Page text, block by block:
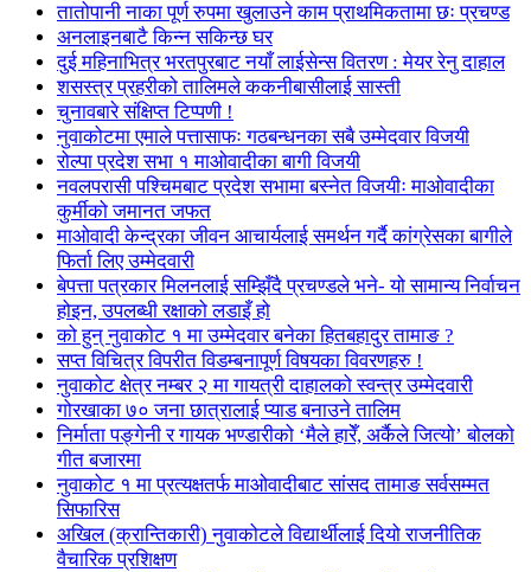
तातोपानी नाका पूर्ण रुपमा खुलाउने काम प्राथमिकतामा छः प्रचण्ड
अनलाइनबाटै किन्न सकिन्छ घर
दुई महिनाभित्र भरतपुरबाट नयाँ लाईसेन्स वितरण : मेयर रेनु दाहाल
शसस्त्र प्रहरीको तालिमले ककनीबासीलाई सास्ती
चुनावबारे संक्षिप्त टिप्पणी !
नुवाकोटमा एमाले पत्तासाफः गठबन्धनका सबै उम्मेदवार विजयी
रोल्पा प्रदेश सभा १ माओवादीका बागी विजयी
नवलपरासी पश्चिमबाट प्रदेश सभामा बस्नेत विजयीः माओवादीका
कुर्मीको जमानत जफत
माओवादी केन्द्रका जीवन आचार्यलाई समर्थन गर्दै कांग्रेसका बागीले
फिर्ता लिए उम्मेदवारी
बेपत्ता पत्रकार मिलनलाई सम्झिँदै प्रचण्डले भने- यो सामान्य निर्वाचन
होइन, उपलब्धी रक्षाको लडाइँ हो
को हुन् नुवाकोट १ मा उम्मेदवार बनेका हितबहादुर तामाङ ?
सप्त विचित्र विपरीत विडम्बनापूर्ण विषयका विवरणहरु !
नुवाकोट क्षेत्र नम्बर २ मा गायत्री दाहालको स्वन्त्र उम्मेदवारी
गोरखाका ७० जना छात्रालाई प्याड बनाउने तालिम
निर्माता पङ्गेनी र गायक भण्डारीको ‘मैले हारेँ, अर्कैले जित्यो’ बोलको
गीत बजारमा
नुवाकोट १ मा प्रत्यक्षतर्फ माओवादीबाट सांसद तामाङ सर्वसम्मत
सिफारिस
अखिल (क्रान्तिकारी) नुवाकोटले विद्यार्थीलाई दियो राजनीतिक
वैचारिक प्रशिक्षण